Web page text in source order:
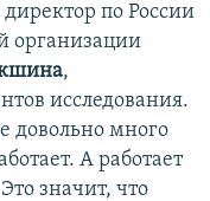
по России
организации
,
исследования.
довольно много
А работает
значит, что